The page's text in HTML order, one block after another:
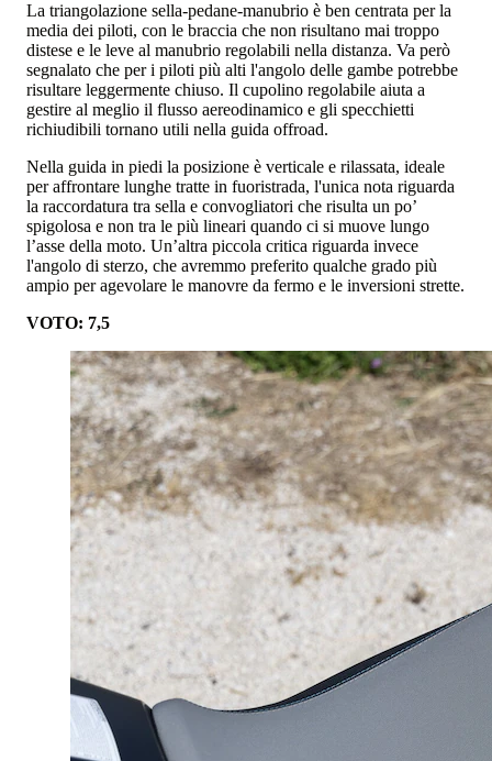
La triangolazione sella-pedane-manubrio è ben centrata per la
media dei piloti, con le braccia che non risultano mai troppo
distese e le leve al manubrio regolabili nella distanza. Va però
segnalato che per i piloti più alti l'angolo delle gambe potrebbe
risultare leggermente chiuso. Il cupolino regolabile aiuta a
gestire al meglio il flusso aereodinamico e gli specchietti
richiudibili tornano utili nella guida offroad.
Nella guida in piedi la posizione è verticale e rilassata, ideale
per affrontare lunghe tratte in fuoristrada, l'unica nota riguarda
la raccordatura tra sella e convogliatori che risulta un po’
spigolosa e non tra le più lineari quando ci si muove lungo
l’asse della moto. Un’altra piccola critica riguarda invece
l'angolo di sterzo, che avremmo preferito qualche grado più
ampio per agevolare le manovre da fermo e le inversioni strette.
VOTO: 7,5